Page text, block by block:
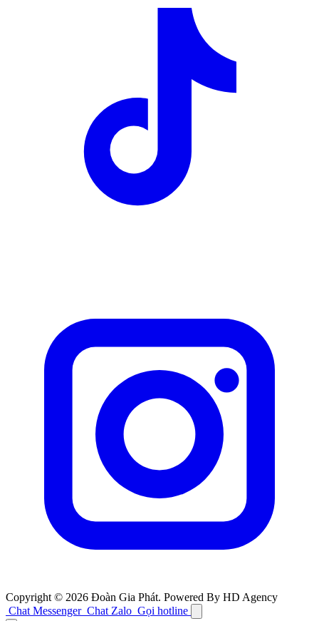
Copyright © 2026 Đoàn Gia Phát. Powered By HD Agency
Chat Messenger Chat Zalo Gọi hotline